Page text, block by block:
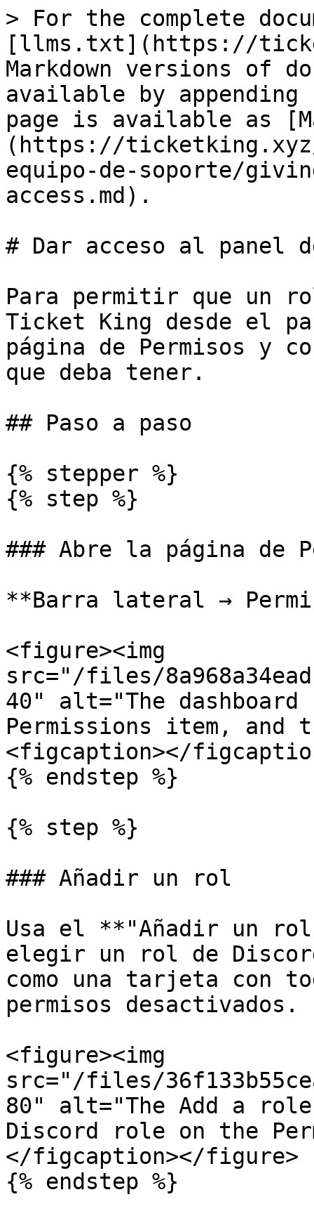
> For the complete
[llms.txt](https://
Markdown versions of
available by
page is available as
(https://
equipo-de-soporte/
access.md).
# Dar acceso al panel
Para permitir que un
Ticket King desde el
página de Permisos y
que deba tener.
## Paso a paso
{% stepper %}
{% step %}
### Abre la página de
**Barra lateral →
<figure><img
src="/files/
40" alt="The
Permissions item, and
<figcaption></
{% endstep %}
{% step %}
### Añadir un rol
Usa el **"Añadir un
elegir un rol de
como una tarjeta con
permisos desactivados.
<figure><img
src="/files/
80" alt="The Add a
Discord role on the
</figcaption></figure>
{% endstep %}